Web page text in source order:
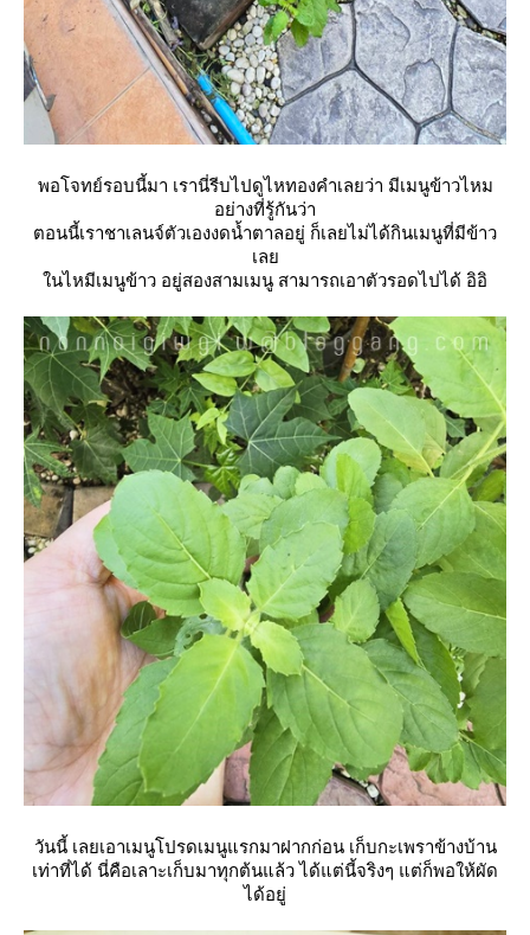
พอโจทย์รอบนี้มา เรานี่รีบไปดูไหทองคำเลยว่า มีเมนูข้าวไหม
อย่างที่รู้กันว่า
ตอนนี้เราชาเลนจ์ตัวเองงดน้ำตาลอยู่ ก็เลยไม่ได้กินเมนูที่มีข้าว
เล
นไหมีเมนูข้าว อยู่สองสามเมนู สามารถเอาตัวรอดไปได้ อิอิ
วันนี้ เลยเอาเมนูโปรดเมนูแรกมาฝากก่อน เก็บกะเพราข้างบ้าน
เท่าที่ได้ นี่คือเลาะเก็บมาทุกต้นแล้ว ได้แต่นี้จริงๆ แต่ก็พอให้ผัด
ได้อยู่